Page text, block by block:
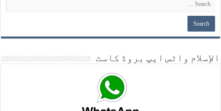
الإسلام واٹس ايپ بروڈ کاسٹ